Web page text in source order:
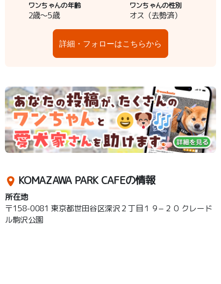
ワンちゃんの年齢
2歳～5歳
ワンちゃんの性別
オス（去勢済）
詳細・フォローはこちらから
KOMAZAWA PARK CAFEの情報
所在地
〒158-0081 東京都世田谷区深沢２丁目１９−２０ クレード
ル駒沢公園